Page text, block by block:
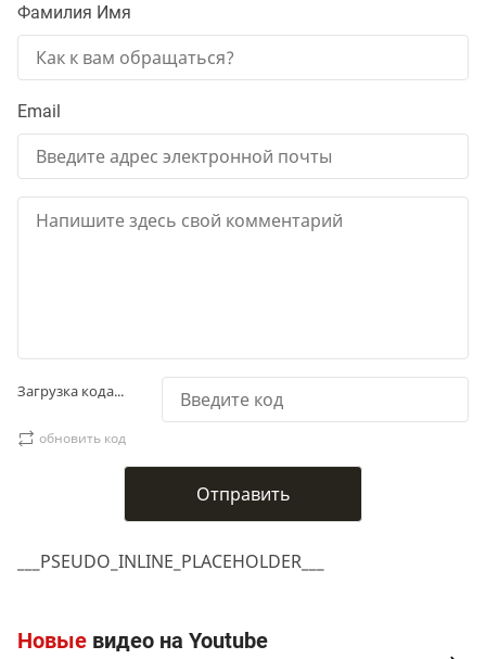
___PSEUDO_INLINE_PLACEHOLDER___
Фамилия Имя
Email
Загрузка кода...
обновить код
Новые видео на Youtube